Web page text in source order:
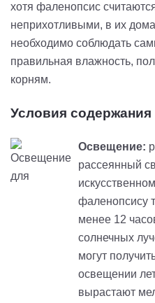
хотя фаленопсис
неприхотливыми, в их
необходимо соблюдать
правильная влажность,
корням.
Условия содержания
Освещение:
рассеянный
фаленопсису
менее 12
солнечных
могут
освещении
вырастают